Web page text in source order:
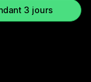
3 jours